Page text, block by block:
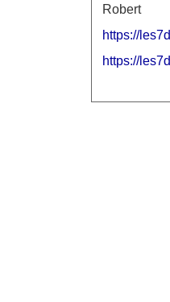
Robert
https://
https://